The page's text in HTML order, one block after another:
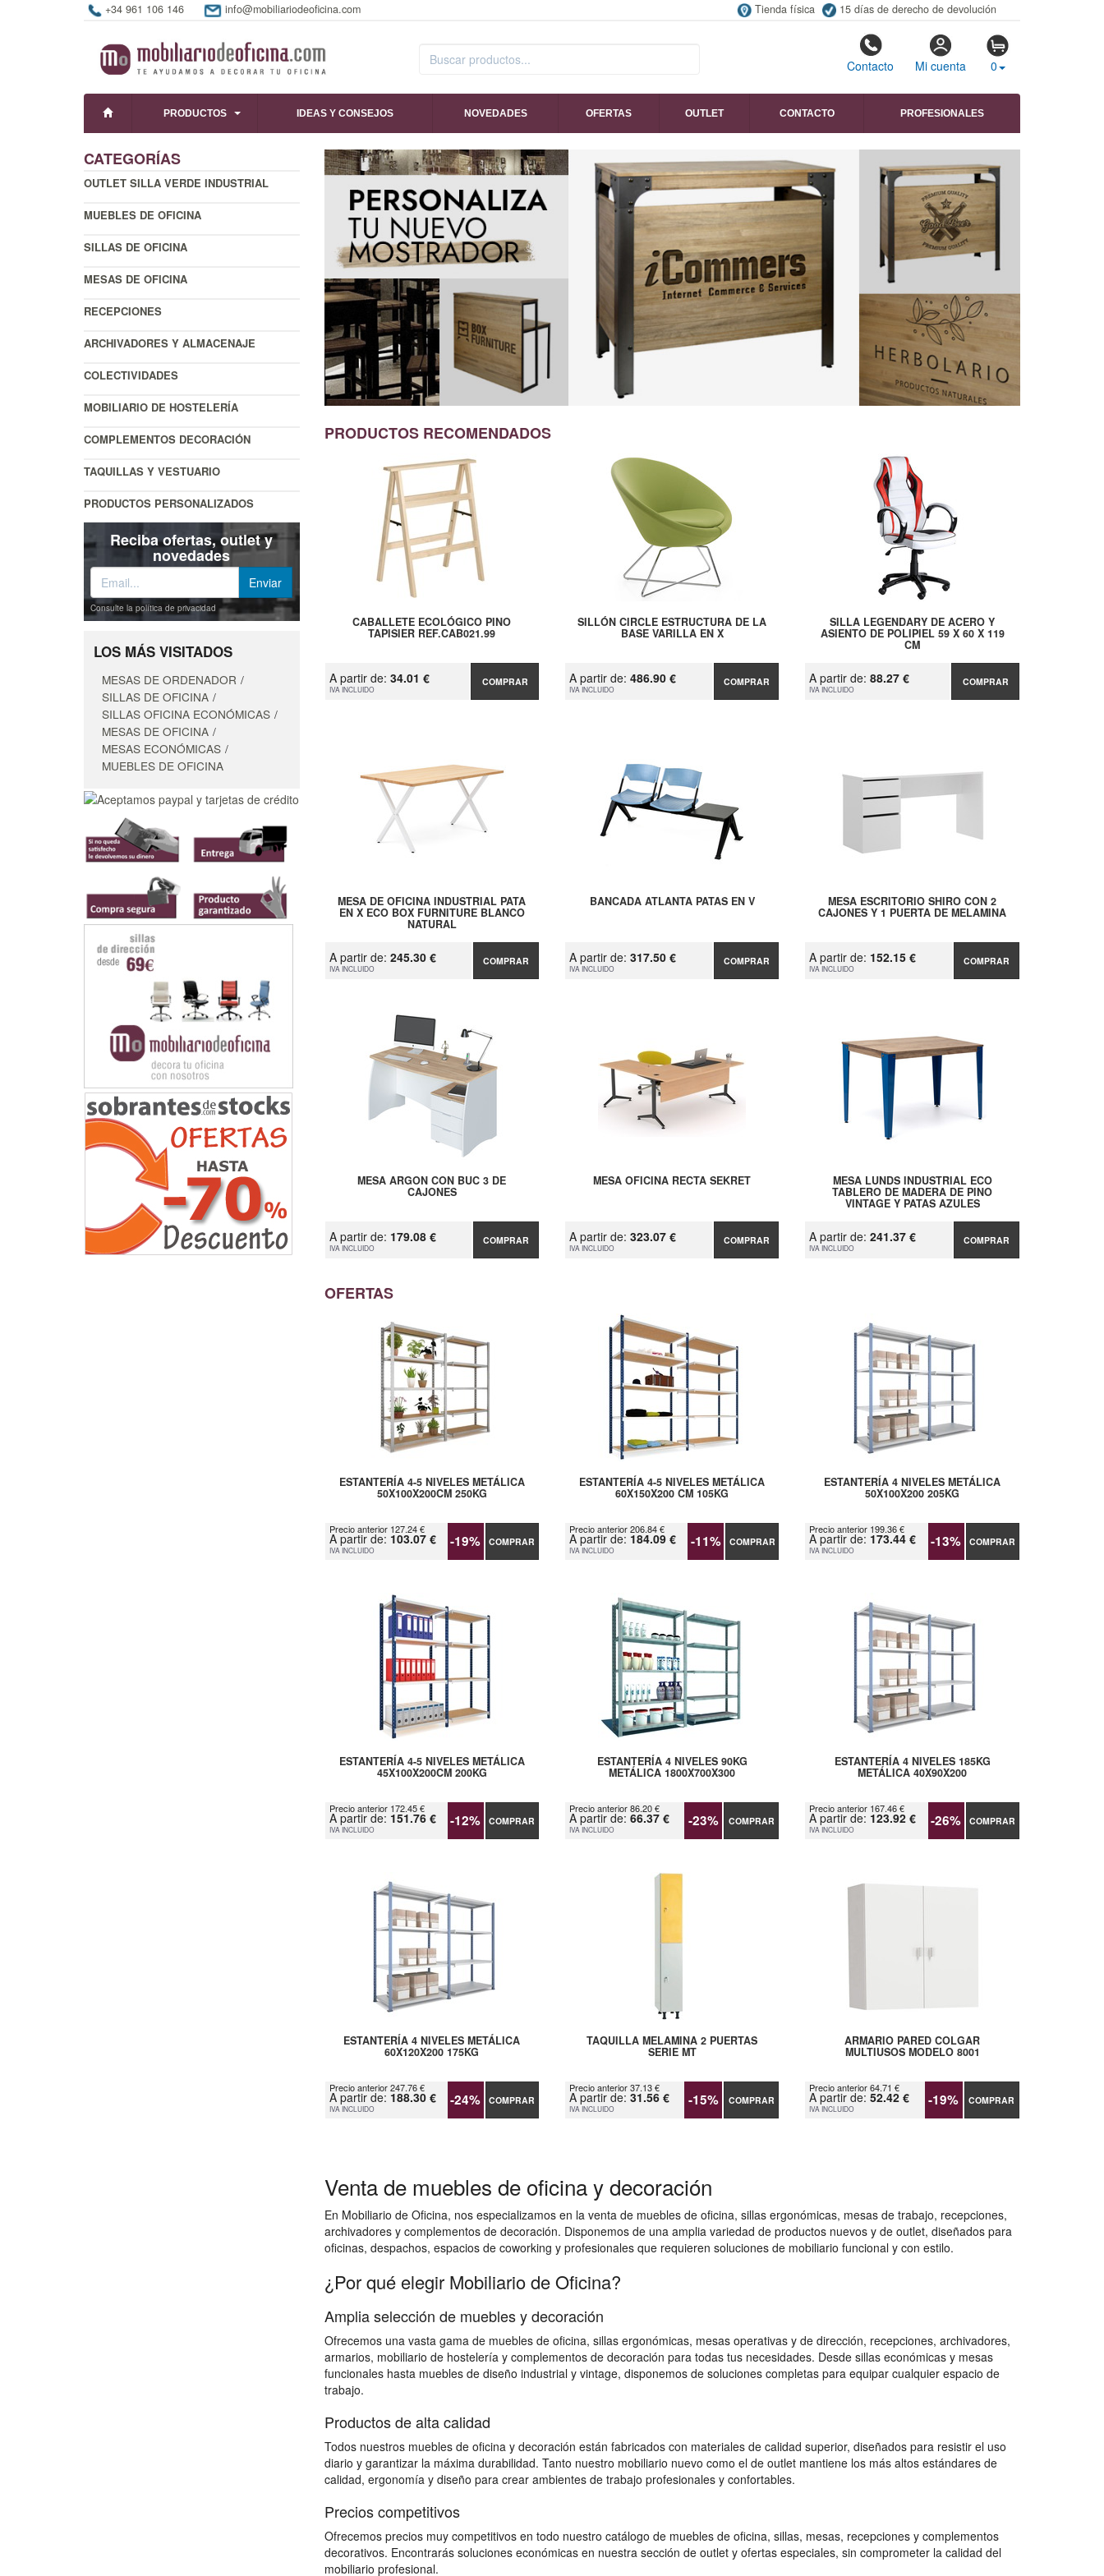
+34 961 106 146 info@mobiliariodeoficina.com Tienda física 15 días de derecho de devolución
Contacto Mi cuenta 0
PRODUCTOS IDEAS Y CONSEJOS NOVEDADES OFERTAS OUTLET CONTACTO PROFESIONALES
CATEGORÍAS
OUTLET SILLA VERDE INDUSTRIAL
MUEBLES DE OFICINA
SILLAS DE OFICINA
MESAS DE OFICINA
RECEPCIONES
ARCHIVADORES Y ALMACENAJE
COLECTIVIDADES
MOBILIARIO DE HOSTELERÍA
COMPLEMENTOS DECORACIÓN
TAQUILLAS Y VESTUARIO
PRODUCTOS PERSONALIZADOS
Reciba ofertas, outlet y
novedades
Consulte la política de privacidad
LOS MÁS VISITADOS
MESAS DE ORDENADOR
SILLAS DE OFICINA
SILLAS OFICINA ECONÓMICAS
MESAS DE OFICINA
MESAS ECONÓMICAS
MUEBLES DE OFICINA
PRODUCTOS RECOMENDADOS
CABALLETE ECOLÓGICO PINO
TAPISIER REF.CAB021.99
A partir de: 34.01 €
IVA INCLUIDO
COMPRAR
SILLÓN CIRCLE ESTRUCTURA DE LA
BASE VARILLA EN X
A partir de: 486.90 €
IVA INCLUIDO
COMPRAR
SILLA LEGENDARY DE ACERO Y
ASIENTO DE POLIPIEL 59 X 60 X 119
CM
A partir de:88.27 €
IVA INCLUIDO
COMPRAR
MESA DE OFICINA INDUSTRIAL PATA
EN X ECO BOX FURNITURE BLANCO
NATURAL
A partir de: 245.30 €
IVA INCLUIDO
COMPRAR
BANCADA ATLANTA PATAS EN V
A partir de: 317.50 €
IVA INCLUIDO
COMPRAR
MESA ESCRITORIO SHIRO CON 2
CAJONES Y 1 PUERTA DE MELAMINA
A partir de: 152.15 €
IVA INCLUIDO
COMPRAR
MESA ARGON CON BUC 3 DE
CAJONES
A partir de: 179.08 €
IVA INCLUIDO
COMPRAR
MESA OFICINA RECTA SEKRET
A partir de: 323.07 €
IVA INCLUIDO
COMPRAR
MESA LUNDS INDUSTRIAL ECO
TABLERO DE MADERA DE PINO
VINTAGE Y PATAS AZULES
A partir de:241.37 €
IVA INCLUIDO
COMPRAR
OFERTAS
ESTANTERÍA 4-5 NIVELES METÁLICA
50X100X200CM 250KG
Precio anterior 127.24 €
A partir de: 103.07 €
IVA INCLUIDO -19% COMPRAR
ESTANTERÍA 4-5 NIVELES METÁLICA
60X150X200 CM 105KG
Precio anterior 206.84 €
A partir de: 184.09 €
IVA INCLUIDO -11% COMPRAR
ESTANTERÍA 4 NIVELES METÁLICA
50X100X200 205KG
Precio anterior 199.36 €
A partir de: 173.44 €
IVA INCLUIDO -13% COMPRAR
ESTANTERÍA 4-5 NIVELES METÁLICA
45X100X200CM 200KG
Precio anterior 172.45 €
A partir de: 151.76 €
IVA INCLUIDO -12% COMPRAR
ESTANTERÍA 4 NIVELES 90KG
METÁLICA 1800X700X300
Precio anterior 86.20 €
A partir de: 66.37 €
IVA INCLUIDO -23% COMPRAR
ESTANTERÍA 4 NIVELES 185KG
METÁLICA 40X90X200
Precio anterior 167.46 €
A partir de: 123.92 €
IVA INCLUIDO -26% COMPRAR
ESTANTERÍA 4 NIVELES METÁLICA
60X120X200 175KG
Precio anterior 247.76 €
A partir de: 188.30 €
IVA INCLUIDO -24% COMPRAR
TAQUILLA MELAMINA 2 PUERTAS
SERIE MT
Precio anterior 37.13 €
A partir de: 31.56 €
IVA INCLUIDO -15% COMPRAR
ARMARIO PARED COLGAR
MULTIUSOS MODELO 8001
Precio anterior 64.71 €
A partir de:52.42 €
IVA INCLUIDO -19% COMPRAR
Venta de muebles de oficina y decoración
En Mobiliario de Oficina, nos especializamos en la venta de muebles de oficina, sillas ergonómicas, mesas de trabajo, recepciones,
archivadores y complementos de decoración. Disponemos de una amplia variedad de productos nuevos y de outlet, diseñados para
oficinas, despachos, espacios de coworking y profesionales que requieren soluciones de mobiliario funcional y con estilo.
¿Por qué elegir Mobiliario de Oficina?
Amplia selección de muebles y decoración
Ofrecemos una vasta gama de muebles de oficina, sillas ergonómicas, mesas operativas y de dirección, recepciones, archivadores,
armarios, mobiliario de hostelería y complementos de decoración para todas tus necesidades. Desde sillas económicas y mesas
funcionales hasta muebles de diseño industrial y vintage, disponemos de soluciones completas para equipar cualquier espacio de
trabajo.
Productos de alta calidad
Todos nuestros muebles de oficina y decoración están fabricados con materiales de calidad superior, diseñados para resistir el uso
diario y garantizar la máxima durabilidad. Tanto nuestro mobiliario nuevo como el de outlet mantiene los más altos estándares de
calidad, ergonomía y diseño para crear ambientes de trabajo profesionales y confortables.
Precios competitivos
Ofrecemos precios muy competitivos en todo nuestro catálogo de muebles de oficina, sillas, mesas, recepciones y complementos
decorativos. Encontrarás soluciones económicas en nuestra sección de outlet y ofertas especiales, sin comprometer la calidad del
mobiliario profesional.